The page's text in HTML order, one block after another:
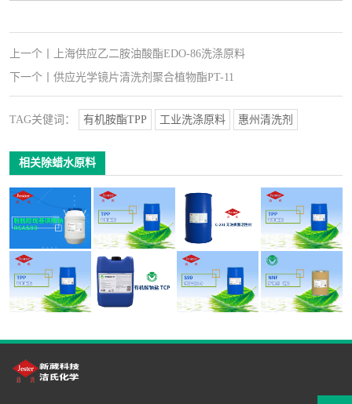
上一个
上海供应乙二胺油酸酯EDO-86洗涤原料
下一个
供应光学镜片清洗剂聚合植物酯PT-11
TAG关健词： 有机胺酯TPP 工业洗涤原料 惠州清洗剂
相关除蜡水原料
脂肪醇烷基磺酸
钠 RSAS80油污
清洗剂原料
昆山供应喷淋清
洗剂无泡原料有
机胺酯TPP
深圳供应常温喷
淋清洗剂无泡活
性剂C-201
供应洁氏化学手
机玻璃清洗剂原
料有机胺酯TPP
供应优质环保玻
璃清洗剂原料有
机胺酯TPP
供应铝材喷淋除
油清洗剂有机酸
钠盐TCP
供应仲醇AEO-9
油污清洗剂原料
供应除蜡除油清
洗剂添加剂扩散
剂NNF